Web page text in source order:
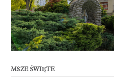
MSZE ŚWIĘTE